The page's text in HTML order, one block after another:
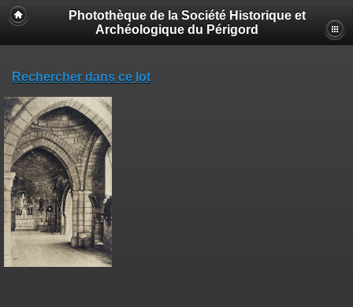
Photothèque de la Société Historique et
Archéologique du Périgord
Rechercher dans ce lot